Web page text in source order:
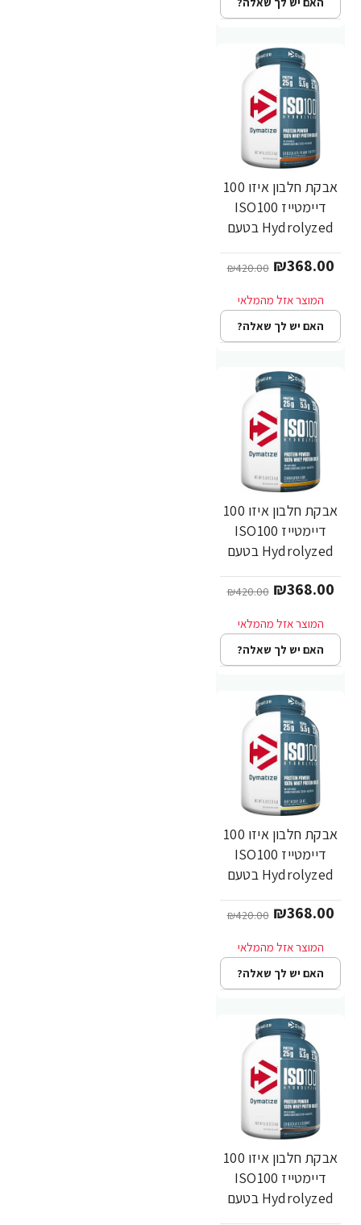
-12%
אבקת חלבון איזו 100
דיימטייז ISO100
Hydrolyzed בטעם
2.3 ק"ג - מבית₪368.00
₪420.00
האם יש לך שאלה?
-12%
אבקת חלבון איזו 100
דיימטייז ISO100
Hydrolyzed בטעם
ק"ג - מבית
₪368.00
₪420.00
האם יש לך שאלה?
-12%
אבקת חלבון איזו 100
דיימטייז ISO100
Hydrolyzed בטעם
מבית Dymatize₪368.00
₪420.00
האם יש לך שאלה?
-12%
אבקת חלבון איזו 100
דיימטייז ISO100
Hydrolyzed בטעם